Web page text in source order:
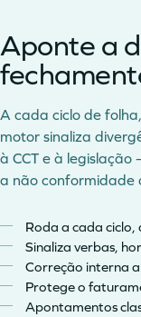
Aponte a
A cada ciclo de
motor sinaliza
à CCT e à
a não conformidade
Roda a cada
Sinaliza verbas,
Correção interna
Protege o
Apontamentos